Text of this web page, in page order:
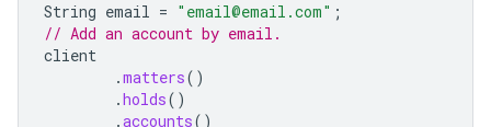
String email = "email@email.com" ;
// Add an account by email.
client
.matters()
.holds()
.accounts()